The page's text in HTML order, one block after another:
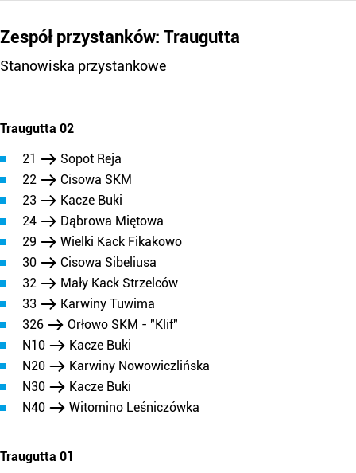
Zespół przystanków: Traugutta
Stanowiska przystankowe
Traugutta 02
21
Sopot Reja
22
Cisowa SKM
23
Kacze Buki
24
Dąbrowa Miętowa
29
Wielki Kack Fikakowo
30
Cisowa Sibeliusa
32
Mały Kack Strzelców
33
Karwiny Tuwima
326
Orłowo SKM - "Klif"
N10
Kacze Buki
N20
Karwiny Nowowiczlińska
N30
Kacze Buki
N40
Witomino Leśniczówka
Traugutta 01